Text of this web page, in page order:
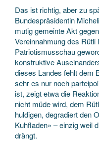
Das ist richtig, aber zu
Bundespräsidentin
mutig gemeinte Akt
Vereinnahmung des
Patriotismusschau
konstruktive
dieses Landes fehlt dem
sehr es nur noch
ist, zeigt etwa die
nicht müde wird, dem
huldigen, degradiert den
Kuhfladen» – einzig weil
drängt.